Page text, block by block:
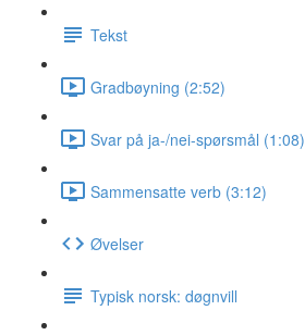
Tekst
Gradbøyning (2:52)
Svar på ja-/nei-spørsmål (1:08)
Sammensatte verb (3:12)
Øvelser
Typisk norsk: døgnvill